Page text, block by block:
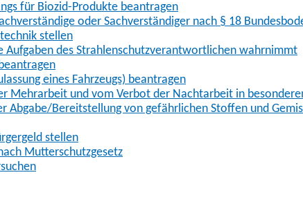
für Biozid-Produkte beantragen
oder Sachverständiger nach § 18
stellen
Aufgaben des Strahlenschutzverantwortlichen wahrnimmt
eines Fahrzeugs) beantragen
Mehrarbeit und vom Verbot der Nachtarbeit in
Abgabe/Bereitstellung von gefährlichen Stoffen und
stellen
Mutterschutzgesetz